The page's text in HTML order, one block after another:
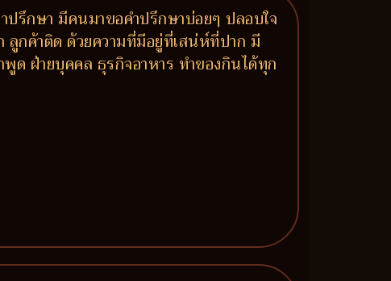
ปรึกษา มีคนมาขอคำปรึกษาบ่อยๆ ปลอบใจ
ลูกค้าติด ด้วยความที่มีอยู่ที่เสน่ห์ที่ปาก มี
ด ฝ่ายบุคคล ธุรกิจอาหาร ทำของกินได้ทุก